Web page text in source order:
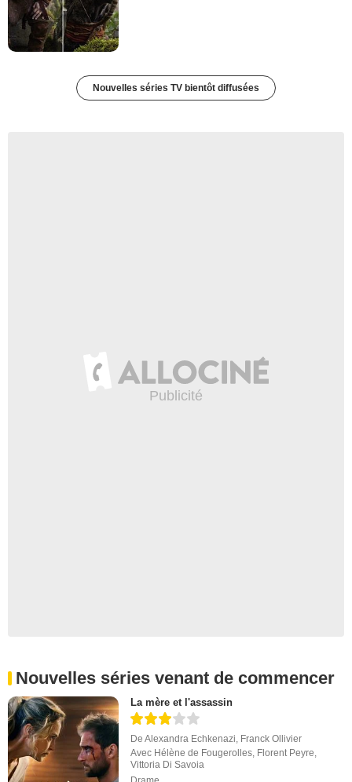
Nouvelles séries TV bientôt diffusées
Nouvelles séries venant de commencer
La mère et l'assassin
DeAlexandra Echkenazi Franck Ollivier
Avec Hélène de Fougerolles Florent Peyre
Vittoria Di Savoia